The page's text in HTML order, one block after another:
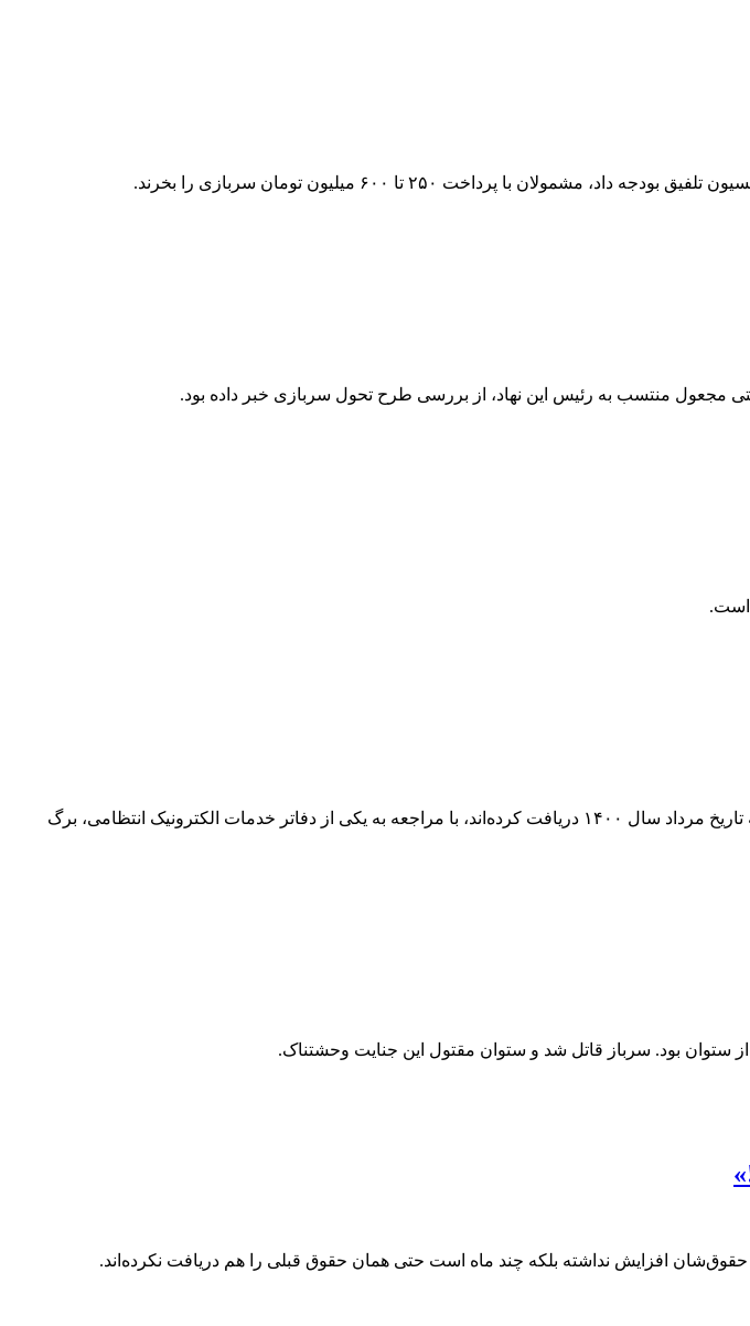
پرداخت ۲۵۰ تا ۶۰۰ میلیون تومان سربازی را بخرند.
مجعول منتسب به رئیس این نهاد، از بررسی طرح تحول سربازی خبر داده بود.
است.
سازمان وظیفه عمومی نیروی انتظامی، در اطلاعیه‌ای اعلام کرد: مشمولانی که برگ آماده به خدمت به تاریخ مرداد سال ۱۴۰۰ دریافت کرده‌اند، با مراجعه به یکی از دفاتر خدمات الکترونیک انتظامی، برگ
بود. ‌سرباز قاتل شد و ستوان مقتول این جنایت وحشتناک.
حقوق‌شان افزایش نداشته بلکه چند ماه است حتی همان حقوق قبلی را هم دریافت نکرده‌اند.